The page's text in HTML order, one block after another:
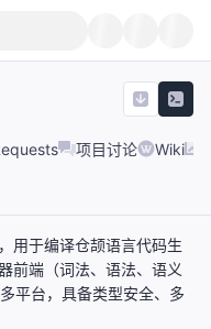
项目讨论 Wiki
用于编译仓颉语言代码生
前端（词法、语法、语义
平台，具备类型安全、多